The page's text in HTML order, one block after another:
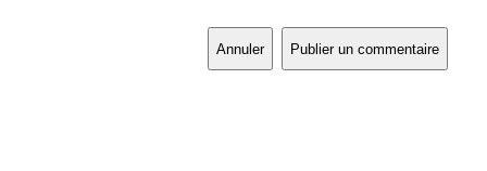
Annuler Publier un commentaire